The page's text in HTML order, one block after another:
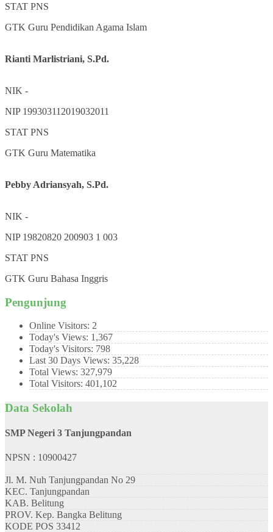
STAT PNS
GTK Guru Pendidikan Agama Islam
Rianti Marlistriani, S.Pd.
NIK -
NIP 199303112019032011
STAT PNS
GTK Guru Matematika
Pebby Adriansyah, S.Pd.
NIK -
NIP 19820820 200903 1 003
STAT PNS
GTK Guru Bahasa Inggris
Pengunjung
Online Visitors: 2
Today's Views: 1,367
Today's Visitors: 798
Last 30 Days Views: 35,228
Total Views: 327,979
Total Visitors: 401,102
Data Sekolah
SMP Negeri 3 Tanjungpandan
NPSN : 10900427
Jl. M. Nuh Tanjungpandan No 29
KEC. Tanjungpandan
KAB. Belitung
PROV. Kep. Bangka Belitung
KODE POS 33412